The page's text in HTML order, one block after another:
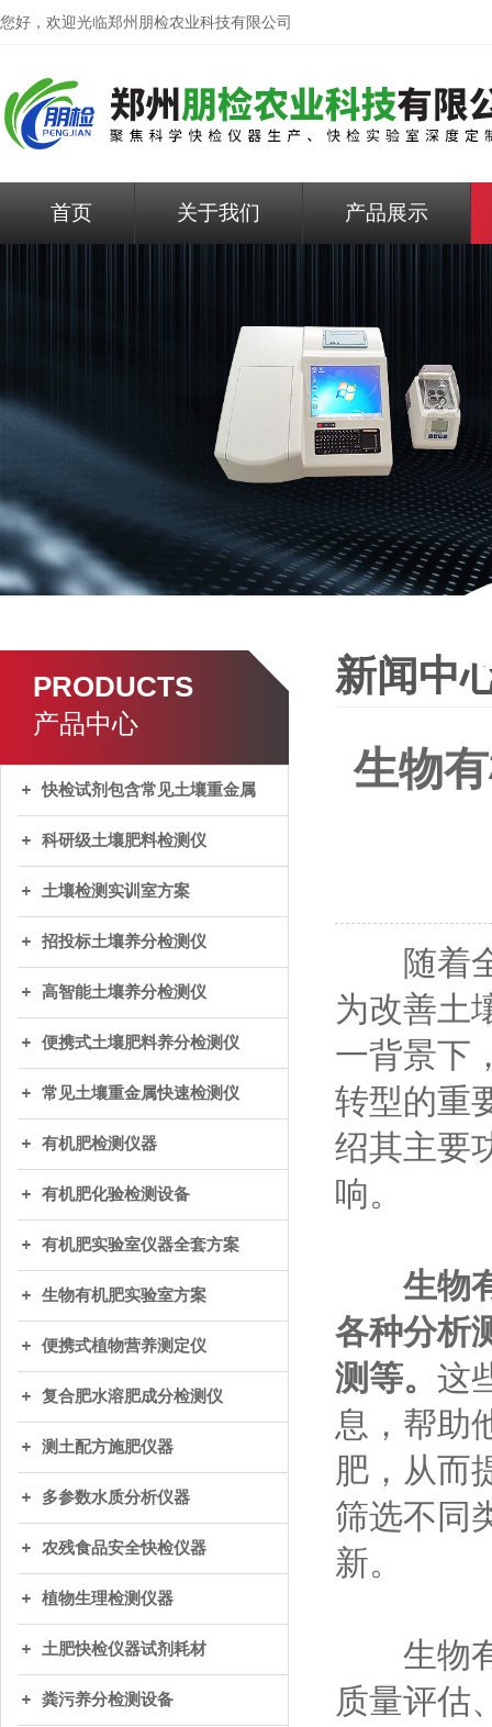
您好，欢迎光临郑州朋检农业科技有限公司
首页 关于我们 产品展示
PRODUCTS
产品中心
快检试剂包含常见土壤重金属
科研级土壤肥料检测仪
土壤检测实训室方案
招投标土壤养分检测仪
高智能土壤养分检测仪
便携式土壤肥料养分检测仪
常见土壤重金属快速检测仪
有机肥检测仪器
有机肥化验检测设备
有机肥实验室仪器全套方案
生物有机肥实验室方案
便携式植物营养测定仪
复合肥水溶肥成分检测仪
测土配方施肥仪器
多参数水质分析仪器
农残食品安全快检仪器
植物生理检测仪器
土肥快检仪器试剂耗材
粪污养分检测设备
新闻中
生物
随着全
为改善土
一背景下
转型的重
绍其主要
响。
生物
各种分析
测等。 这
息，帮助
肥，从而
筛选不同
新。
生物有
质量评估